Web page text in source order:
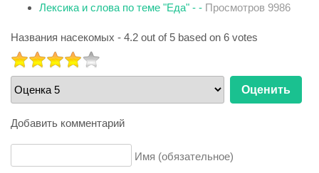
Лексика и слова по теме "Еда" - - Просмотров 9986
Названия насекомых - 4.2 out of 5 based on 6 votes
РЕЙТИНГ:
4
/5
Пожалуйста,
оцените
Добавить комментарий
Имя (обязательное)